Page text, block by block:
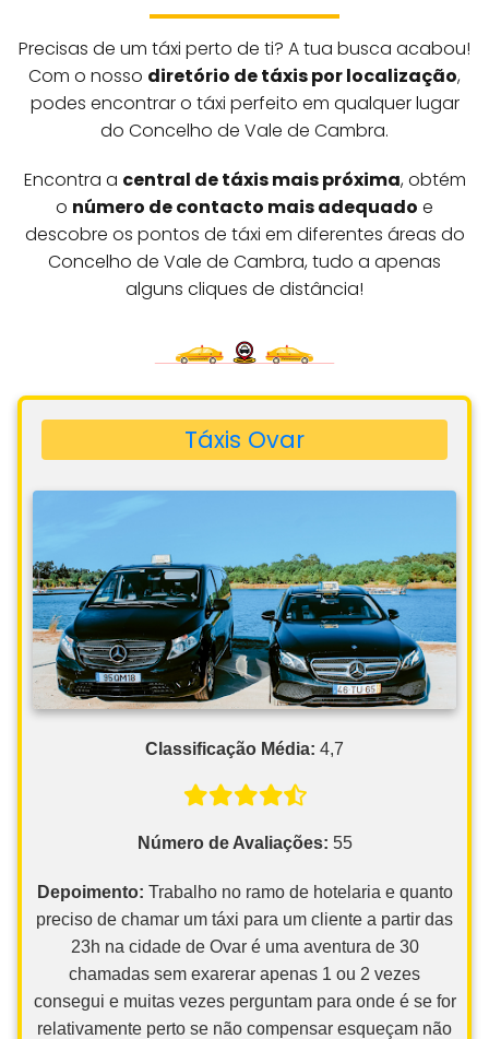
Precisas de um táxi perto de ti? A tua busca acabou!
Com o nosso diretório de táxis por localização,
podes encontrar o táxi perfeito em qualquer lugar
do Concelho de Vale de Cambra.
Encontra a central de táxis mais próxima, obtém
o número de contacto mais adequado e
descobre os pontos de táxi em diferentes áreas do
Concelho de Vale de Cambra, tudo a apenas
alguns cliques de distância!
Táxis Ovar
Classificação Média: 4,7
Número de Avaliações: 55
Depoimento: Trabalho no ramo de hotelaria e quanto
preciso de chamar um táxi para um cliente a partir das
23h na cidade de Ovar é uma aventura de 30
chamadas sem exarerar apenas 1 ou 2 vezes
consegui e muitas vezes perguntam para onde é se for
relativamente perto se não compensar esqueçam não